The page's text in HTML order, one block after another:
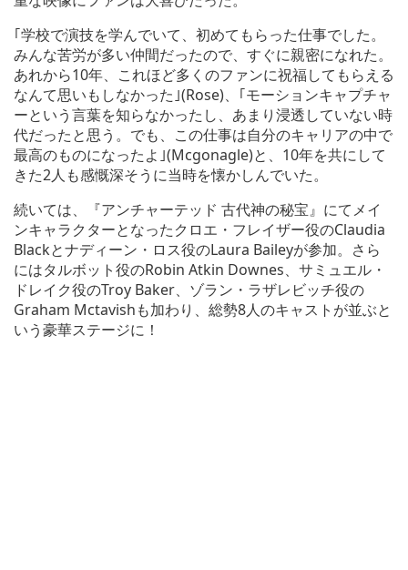
｢学校で演技を学んでいて、初めてもらった仕事でした。
みんな苦労が多い仲間だったので、すぐに親密になれた。
あれから10年、これほど多くのファンに祝福してもらえる
なんて思いもしなかった｣(Rose)、｢モーションキャプチャ
ーという言葉を知らなかったし、あまり浸透していない時
代だったと思う。でも、この仕事は自分のキャリアの中で
最高のものになったよ｣(Mcgonagle)と、10年を共にして
きた2人も感慨深そうに当時を懐かしんでいた。
続いては、『アンチャーテッド 古代神の秘宝』にてメイ
ンキャラクターとなったクロエ・フレイザー役のClaudia
Blackとナディーン・ロス役のLaura Baileyが参加。さら
にはタルボット役のRobin Atkin Downes、サミュエル・
ドレイク役のTroy Baker、ゾラン・ラザレビッチ役の
Graham Mctavishも加わり、総勢8人のキャストが並ぶと
いう豪華ステージに！